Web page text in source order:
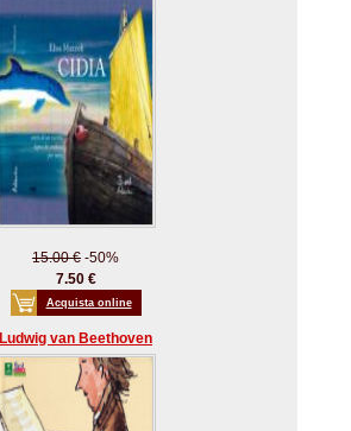
15.00 € -50%
7.50 €
Acquista online
Ludwig van Beethoven